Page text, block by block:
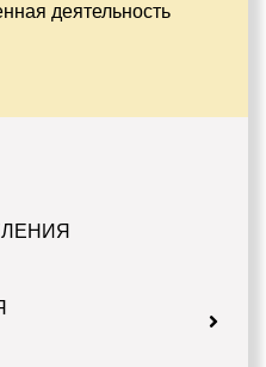
деятельность